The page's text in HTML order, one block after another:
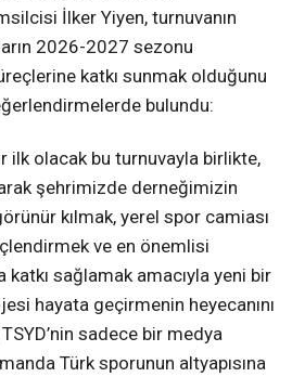
İlker Yiyen, turnuvanın
2026-2027 sezonu
katkı sunmak olduğunu
bulundu:
ilk olacak bu turnuvayla birlikte,
şehrimizde derneğimizin
kılmak, yerel spor camiası
ve en önemlisi
katkı sağlamak amacıyla yeni bir
hayata geçirmenin heyecanını
sadece bir medya
Türk sporunun altyapısına